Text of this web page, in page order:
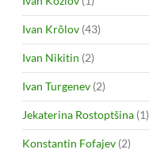
Ivan Krõlov (43)
Ivan Nikitin (2)
Ivan Turgenev (2)
Jekaterina Rostoptšina (1)
Konstantin Fofajev (2)